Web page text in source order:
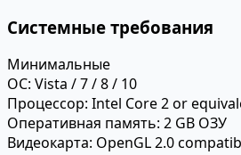
Системные требования
Минимальные
ОС: Vista / 7 / 8 / 10
Процессор: Intel Core 2 or
Оперативная память: 2 GB ОЗУ
Видеокарта: OpenGL 2.0